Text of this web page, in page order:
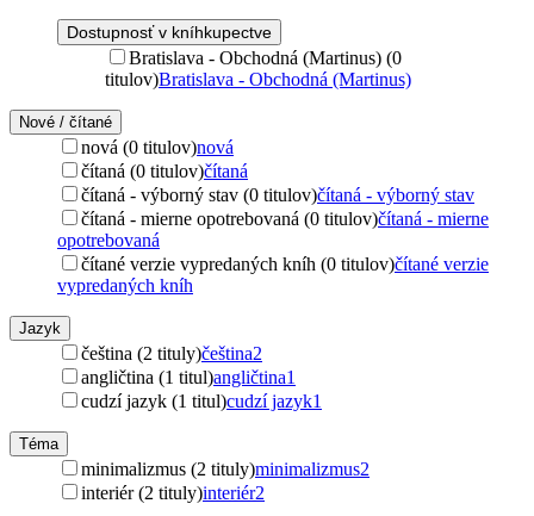
Dostupnosť v kníhkupectve
Bratislava - Obchodná (Martinus) (0
titulov)Bratislava - Obchodná (Martinus)
Nové / čítané
nová (0 titulov)nová
čítaná (0 titulov)čítaná
čítaná - výborný stav (0 titulov)čítaná - výborný stav
čítaná - mierne opotrebovaná (0 titulov)čítaná - mierne
opotrebovaná
čítané verzie vypredaných kníh (0 titulov)čítané verzie
vypredaných kníh
Jazyk
čeština (2 tituly)čeština2
angličtina (1 titul)angličtina1
cudzí jazyk (1 titul)cudzí jazyk1
Téma
minimalizmus (2 tituly)minimalizmus2
interiér (2 tituly)interiér2